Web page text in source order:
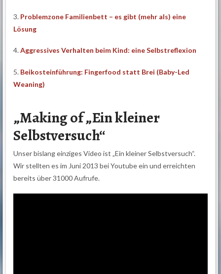
3. Problemzone Familienbett – es gibt (mehr als) eine
Lösung
4.Aggressives Verhalten beim Kind: eine Selbstreflexion
5. Beikosteinführung: Fingerfood statt Brei (Baby-Led
Weaning)
„Making of „Ein kleiner
Selbstversuch“
Unser bislang einziges Video ist „Ein kleiner Selbstversuch“.
Wir stellten es im Juni 2013 bei Youtube ein und erreichten
bereits über 31000 Aufrufe.